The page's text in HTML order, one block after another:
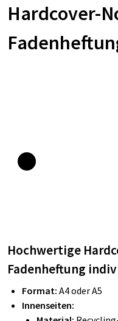
Hardcover-
Hochwertige
Fadenheftung
Format: A4 oder A5
Innenseiten: